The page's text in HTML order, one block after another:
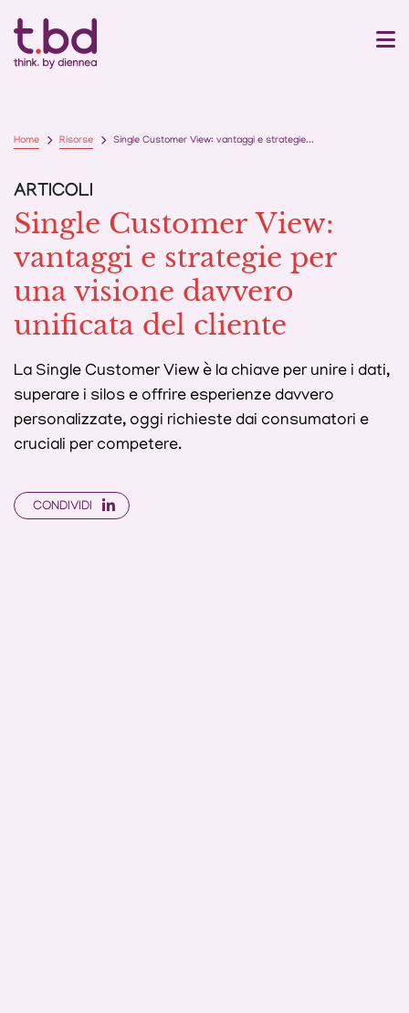
Home Risorse Single Customer View: vantaggi e strategie...
ARTICOLI
Single Customer View:
vantaggi e strategie per
una visione davvero
unificata del cliente
La Single Customer View è la chiave per unire i dati,
superare i silos e offrire esperienze davvero
personalizzate, oggi richieste dai consumatori e
cruciali per competere.
CONDIVIDI